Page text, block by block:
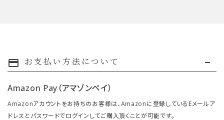
payment お支払い方法について
Amazon Pay（アマゾンペイ）
Amazonアカウントをお持ちのお客様は、Amazonに登録しているEメールア
ドレスとパスワードでログインしてご購入頂くことが可能です。